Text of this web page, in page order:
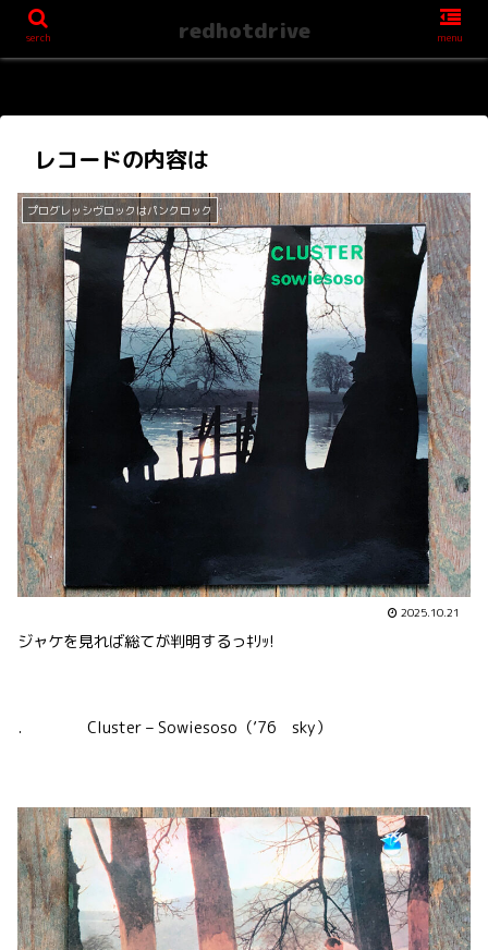
レコードの内容は
プログレッシヴロックはパンクロック
2025.10.21
ジャケを見れば総てが判明するっｷﾘｯ!
. Cluster – Sowiesoso（’76 sky）
serch redhotdrive menu